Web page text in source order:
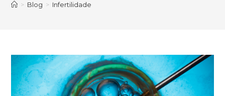
> Blog > Infertilidade